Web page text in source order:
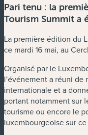
Pari tenu : la
Tourism Summit a
La première édition du
ce mardi 16 mai, au
Organisé par le
l’événement a réuni
internationale et a
portant notamment sur
tourisme ou encore le
luxembourgeoise sur